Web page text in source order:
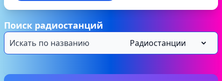
Поиск радиостанций